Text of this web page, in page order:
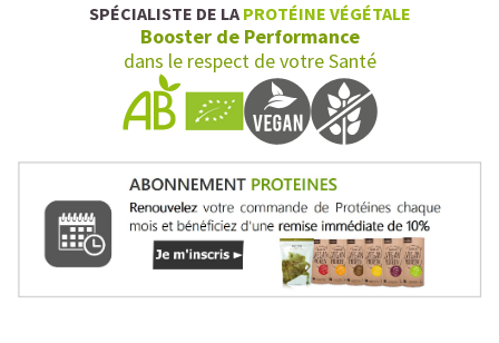
SPÉCIALISTE DE LA PROTÉINE VÉGÉTALE
Booster de Performance
dans le respect de votre Santé